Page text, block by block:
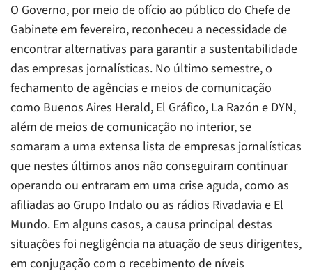
O Governo, por meio de ofício ao público do Chefe de
Gabinete em fevereiro, reconheceu a necessidade de
encontrar alternativas para garantir a sustentabilidade
das empresas jornalísticas. No último semestre, o
fechamento de agências e meios de comunicação
como Buenos Aires Herald, El Gráfico, La Razón e DYN,
além de meios de comunicação no interior, se
somaram a uma extensa lista de empresas jornalísticas
que nestes últimos anos não conseguiram continuar
operando ou entraram em uma crise aguda, como as
afiliadas ao Grupo Indalo ou as rádios Rivadavia e El
Mundo. Em alguns casos, a causa principal destas
situações foi negligência na atuação de seus dirigentes,
em conjugação com o recebimento de níveis